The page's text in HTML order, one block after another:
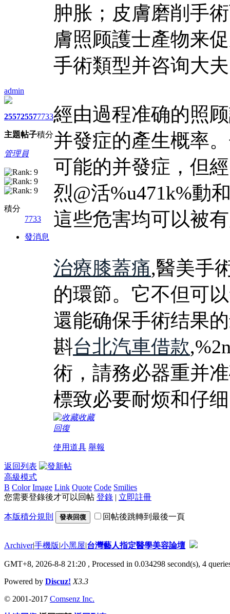
admin
2557
主題
2557
帖子
7733
積分
管理員
積分
7733
發消息
肿胀；皮膚磨削手
膚照顾護士產物来
手術類型并咨询大
經由過程准确的照
并發症的產生概率
可能的并發症，但
烈@活%u471k%動
這些危害均可以被
治療膝蓋痛,醫美手
的環節。它不但可
還能确保手術结果
斟台北汽車借款
術，請務必器重并
標致必要耐烦和仔
收藏
回復
使用道具 舉報
返回列表
高級模式
B Color Image Link Quote Code Smilies
您需要登錄後才可以回帖 登錄 | 立即註冊
本版積分規則 發表回復 回帖後跳轉到最後一頁
Archiver|手機版|小黑屋|台灣藝人指定醫學美容論壇
GMT+8, 2026-8-8 21:20 , Processed in 0.034298 second(s), 4
Powered by Discuz! X3.3
© 2001-2017 Comsenz Inc.